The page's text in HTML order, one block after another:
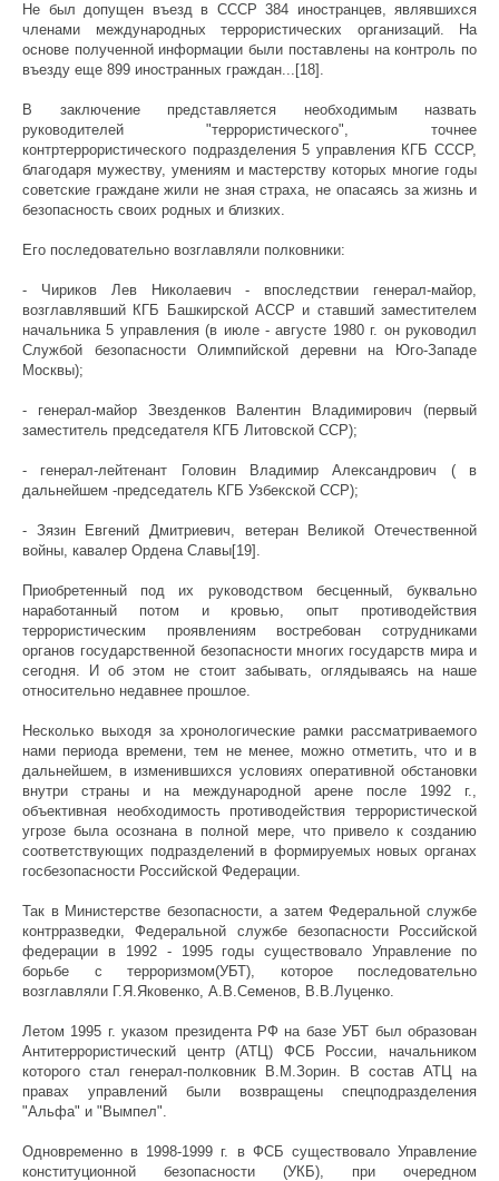
Не был допущен въезд в СССР 384 иностранцев, являвшихся
членами международных террористических организаций. На
основе полученной информации были поставлены на контроль по
въезду еще 899 иностранных граждан...[18].
В заключение представляется необходимым назвать
руководителей "террористического", точнее
контртеррористического подразделения 5 управления КГБ СССР,
благодаря мужеству, умениям и мастерству которых многие годы
советские граждане жили не зная страха, не опасаясь за жизнь и
безопасность своих родных и близких.
Его последовательно возглавляли полковники:
- Чириков Лев Николаевич - впоследствии генерал-майор,
возглавлявший КГБ Башкирской АССР и ставший заместителем
начальника 5 управления (в июле - августе 1980 г. он руководил
Службой безопасности Олимпийской деревни на Юго-Западе
Москвы);
- генерал-майор Звезденков Валентин Владимирович (первый
заместитель председателя КГБ Литовской ССР);
- генерал-лейтенант Головин Владимир Александрович ( в
дальнейшем -председатель КГБ Узбекской ССР);
- Зязин Евгений Дмитриевич, ветеран Великой Отечественной
войны, кавалер Ордена Славы[19].
Приобретенный под их руководством бесценный, буквально
наработанный потом и кровью, опыт противодействия
террористическим проявлениям востребован сотрудниками
органов государственной безопасности многих государств мира и
сегодня. И об этом не стоит забывать, оглядываясь на наше
относительно недавнее прошлое.
Несколько выходя за хронологические рамки рассматриваемого
нами периода времени, тем не менее, можно отметить, что и в
дальнейшем, в изменившихся условиях оперативной обстановки
внутри страны и на международной арене после 1992 г.,
объективная необходимость противодействия террористической
угрозе была осознана в полной мере, что привело к созданию
соответствующих подразделений в формируемых новых органах
госбезопасности Российской Федерации.
Так в Министерстве безопасности, а затем Федеральной службе
контрразведки, Федеральной службе безопасности Российской
федерации в 1992 - 1995 годы существовало Управление по
борьбе с терроризмом(УБТ), которое последовательно
возглавляли Г.Я.Яковенко, А.В.Семенов, В.В.Луценко.
Летом 1995 г. указом президента РФ на базе УБТ был образован
Антитеррористический центр (АТЦ) ФСБ России, начальником
которого стал генерал-полковник В.М.Зорин. В состав АТЦ на
правах управлений были возвращены спецподразделения
"Альфа" и "Вымпел".
Одновременно в 1998-1999 г. в ФСБ существовало Управление
конституционной безопасности (УКБ), при очередном